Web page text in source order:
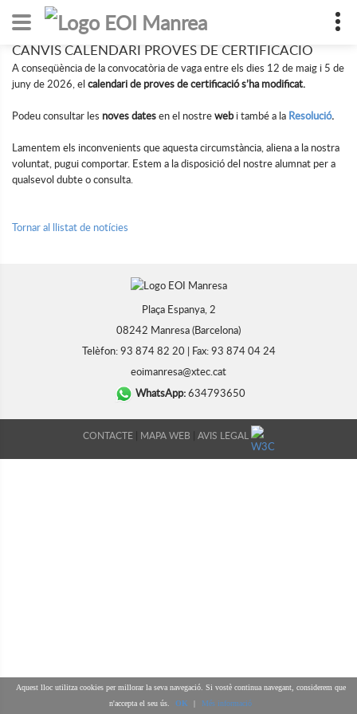
CANVIS CALENDARI PROVES DE CERTIFICACIÓ
A conseqüència de la convocatòria de vaga entre els dies 12 de maig i 5 de
juny de 2026, elcalendari de proves de certificació s’ha modificat.
Podeu consultar les noves datesen el nostrewebi també a la Resolució.
Lamentem els inconvenients que aquesta circumstància, aliena a la nostra
voluntat, pugui comportar. Estem a la disposició del nostre alumnat per a
qualsevol dubte o consulta.
Tornar al llistat de notícies
Plaça Espanya, 2
08242 Manresa (Barcelona)
Telèfon: 93 874 82 20 | Fax: 93 874 04 24
eoimanresa@xtec.cat
WhatsApp:634793650
CONTACTE| MAPA WEB AVIS LEGAL
Aquest lloc utilitza cookies per millorar la seva navegació. Si vostè continua navegant, considerem que
n'accepta el seu ús.
OK | Més informació